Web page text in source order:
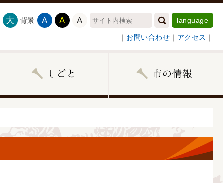
大 背景 A A A language
｜ お問い合わせ ｜ アクセス ｜